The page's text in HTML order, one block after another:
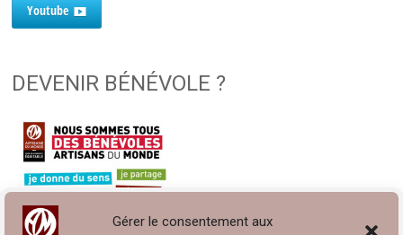
Gérer le consentement aux
Youtube
DEVENIR BÉNÉVOLE ?